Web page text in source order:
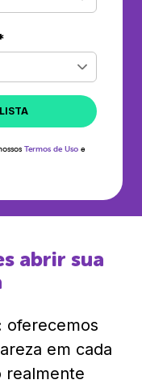
Termos de Uso e
abrir sua
oferecemos
em cada
realmente